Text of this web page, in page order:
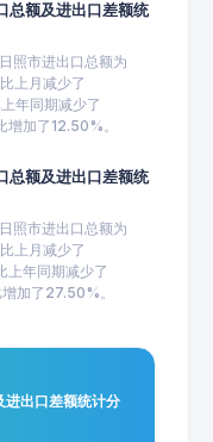
总额及进出口差额统
照市进出口总额为
上月减少了
年同期减少了
加了12.50%。
总额及进出口差额统
照市进出口总额为
上月减少了
年同期减少了
加了27.50%。
出口差额统计分